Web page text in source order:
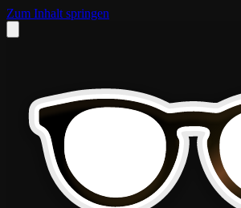
Zum Inhalt springen